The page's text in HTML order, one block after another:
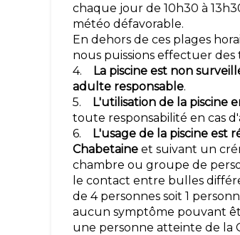
chaque jour de 10h30 à
météo défavorable.
En dehors de ces plages
nous puissions effectuer
4.
La piscine est non
adulte responsable.
5.
L'utilisation de la piscine
toute responsabilité en cas
6.
L'usage de la piscine est
Chabetaine et suivant un
chambre ou groupe de
le contact entre bulles
de 4 personnes soit 1
aucun symptôme pouvant
une personne atteinte de la